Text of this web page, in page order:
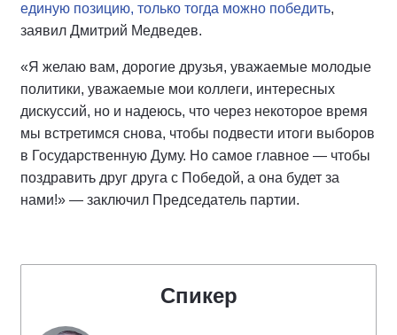
единую позицию, только тогда можно победить,
заявил Дмитрий Медведев.
«Я желаю вам, дорогие друзья, уважаемые молодые
политики, уважаемые мои коллеги, интересных
дискуссий, но и надеюсь, что через некоторое время
мы встретимся снова, чтобы подвести итоги выборов
в Государственную Думу. Но самое главное — чтобы
поздравить друг друга с Победой, а она будет за
нами!» — заключил Председатель партии.
Спикер